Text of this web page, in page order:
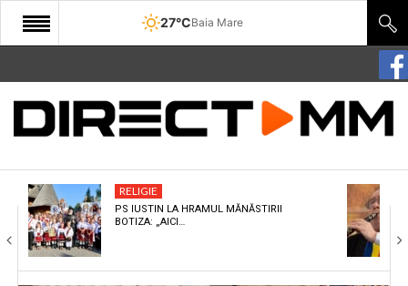
27°CBaia Mare
START
COMUNITATE
CULTURA
ECONOMIE
SANATATE
RELIGIE
PS IUSTIN LA HRAMUL MĂNĂSTIRII
BOTIZA: „AICI…